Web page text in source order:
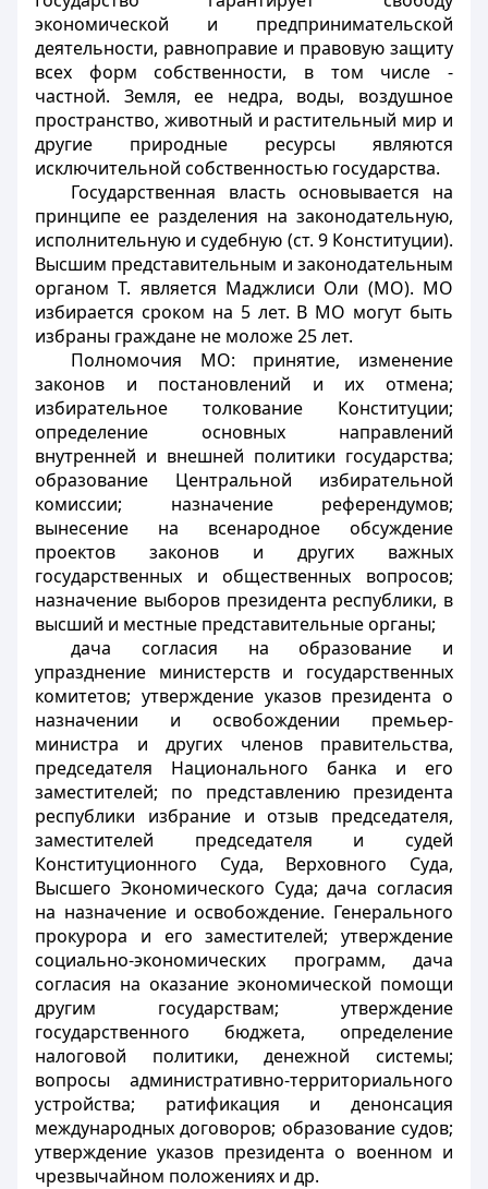
экономической и предпринимательской
деятельности, равноправие и правовую защиту
всех форм собственности, в том числе -
частной. Земля, ее недра, воды, воздушное
пространство, животный и растительный мир и
другие природные ресурсы являются
исключительной собственностью государства.
Государственная власть основывается на
принципе ее разделения на законодательную,
исполнительную и судебную (ст. 9 Конституции).
Высшим представительным и законодательным
органом Т. является Маджлиси Оли (МО). МО
избирается сроком на 5 лет. В МО могут быть
избраны граждане не моложе 25 лет.
Полномочия МО: принятие, изменение
законов и постановлений и их отмена;
избирательное толкование Конституции;
определение основных направлений
внутренней и внешней политики государства;
образование Центральной избирательной
комиссии; назначение референдумов;
вынесение на всенародное обсуждение
проектов законов и других важных
государственных и общественных вопросов;
назначение выборов президента республики, в
высший и местные представительные органы;
дача согласия на образование и
упразднение министерств и государственных
комитетов; утверждение указов президента о
назначении и освобождении премьер-
министра и других членов правительства,
председателя Национального банка и его
заместителей; по представлению президента
республики избрание и отзыв председателя,
заместителей председателя и судей
Конституционного Суда, Верховного Суда,
Высшего Экономического Суда; дача согласия
на назначение и освобождение. Генерального
прокурора и его заместителей; утверждение
социально-экономических программ, дача
согласия на оказание экономической помощи
другим государствам; утверждение
государственного бюджета, определение
налоговой политики, денежной системы;
вопросы административно-территориального
устройства; ратификация и денонсация
международных договоров; образование судов;
утверждение указов президента о военном и
чрезвычайном положениях и др.